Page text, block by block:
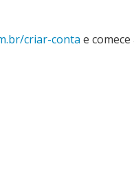
criar-conta e